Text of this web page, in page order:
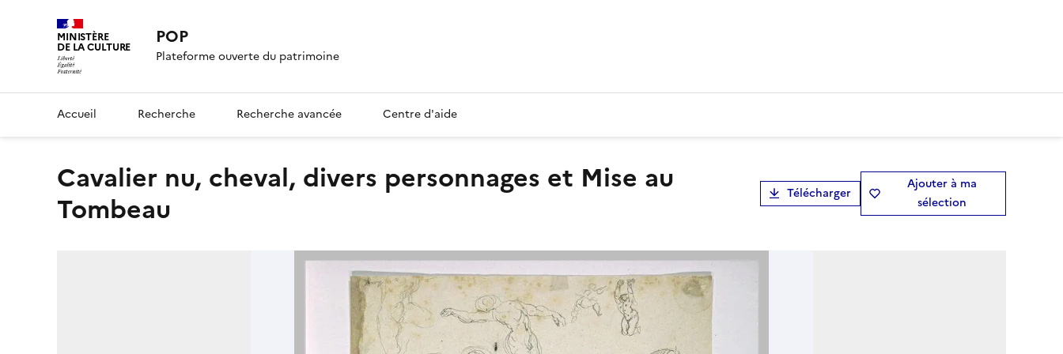
MINISTÈRE
DE LA CULTURE POP
Plateforme ouverte du patrimoine
Accueil Recherche Recherche avancée Centre d'aide
Cavalier nu, cheval, divers personnages et Mise au
Tombeau
Télécharger
Ajouter à ma
sélection